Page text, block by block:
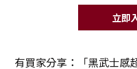
立即
有買家分享：「黑武士感